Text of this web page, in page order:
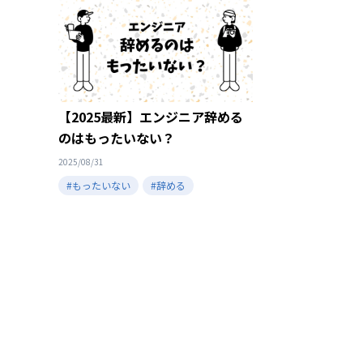
【2025最新】エンジニア辞める
のはもったいない？
2025/08/31
#もったいない #辞める